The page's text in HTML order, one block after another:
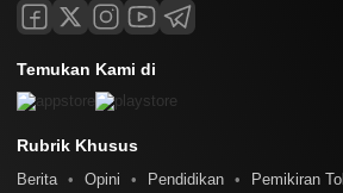
Temukan Kami di
Rubrik Khusus
Berita Opini Pendidikan Pemikiran